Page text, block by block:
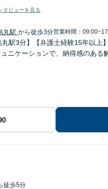
タビューを見る
丸駅 から徒歩3分営業時間：
丸駅3分】【弁護士経験15年以
ニケーションで、納得感のあ
徒歩5分